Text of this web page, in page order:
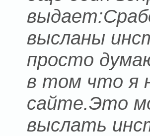
высланы
просто
в том что я
сайте.Это
выслать